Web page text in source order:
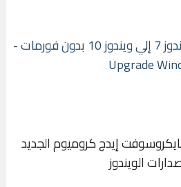
شرح ترقية ويندوز 7 إلي ويندوز 10 بدون فورمات -
Upgrade
إيدج كروميوم الجديد
الويندوز